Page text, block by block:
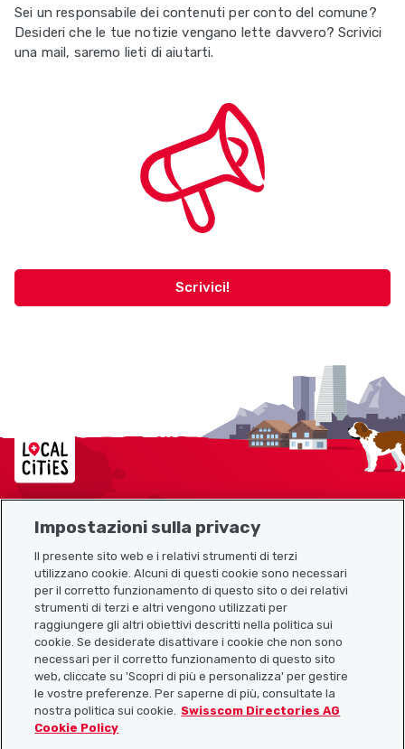
Sei un responsabile dei contenuti per conto del comune?
Desideri che le tue notizie vengano lette davvero? Scrivici
una mail, saremo lieti di aiutarti.
Scrivici!
Localcities
Link utili
Scarica l’app Localcities
Impostazioni sulla privacy
Il presente sito web e i relativi strumenti di terzi
utilizzano cookie. Alcuni di questi cookie sono necessari
per il corretto funzionamento di questo sito o dei relativi
strumenti di terzi e altri vengono utilizzati per
raggiungere gli altri obiettivi descritti nella politica sui
cookie. Se desiderate disattivare i cookie che non sono
necessari per il corretto funzionamento di questo sito
web, cliccate su 'Scopri di più e personalizza' per gestire
le vostre preferenze. Per saperne di più, consultate la
nostra politica sui cookie.
Swisscom Directories AG
Cookie Policy